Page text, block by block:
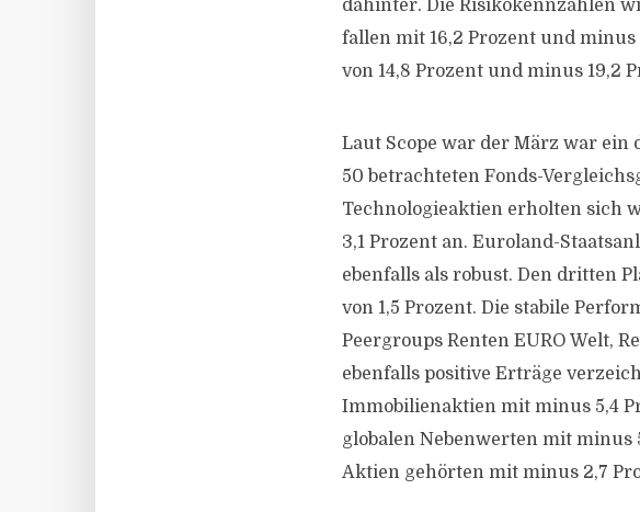
dahinter. Die Risikokennzahlen
fallen mit 16,2 Prozent und
von 14,8 Prozent und minus 19,2
Laut Scope war der März war
50 betrachteten Fonds-
Technologieaktien erholten sich
3,1 Prozent an. Euroland-
ebenfalls als robust. Den dritten
von 1,5 Prozent. Die stabile
Peergroups Renten EURO Welt,
ebenfalls positive Erträge
Immobilienaktien mit minus 5,4
globalen Nebenwerten mit minus
Aktien gehörten mit minus 2,7